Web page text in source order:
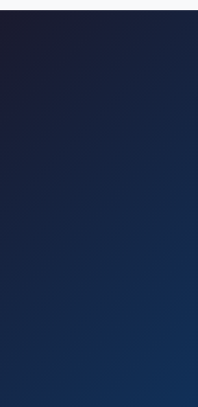
invertir mucho,
agradece. Incluso
a buscar
examen para subir